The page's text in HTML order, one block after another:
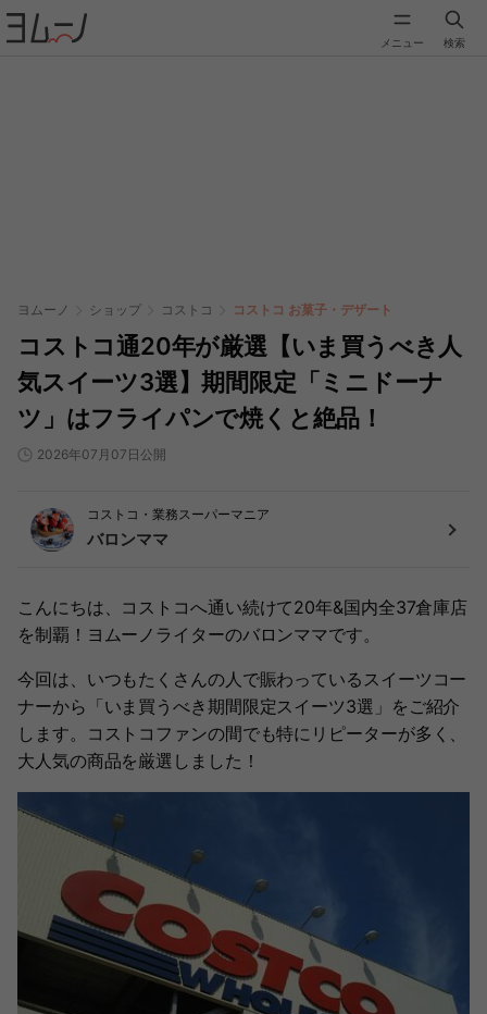
メニュー 検索
ヨムーノ ショップ コストコ コストコ お菓子・デザート
コストコ通20年が厳選【いま買うべき人
気スイーツ3選】期間限定「ミニドーナ
ツ」はフライパンで焼くと絶品！
2026年07月07日公開
コストコ・業務スーパーマニア
バロンママ
こんにちは、コストコへ通い続けて20年&国内全37倉庫店
を制覇！ヨムーノライターのバロンママです。
今回は、いつもたくさんの人で賑わっているスイーツコー
ナーから「いま買うべき期間限定スイーツ3選」をご紹介
します。コストコファンの間でも特にリピーターが多く、
大人気の商品を厳選しました！